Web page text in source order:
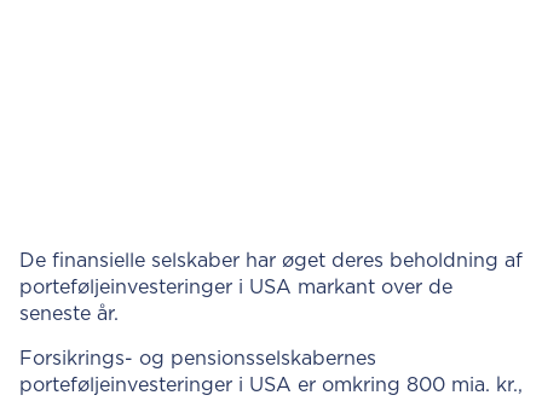
De finansielle selskaber har øget deres beholdning af
porteføljeinvesteringer i USA markant over de
seneste år.
Forsikrings- og pensionsselskabernes
porteføljeinvesteringer i USA er omkring 800 mia. kr.,